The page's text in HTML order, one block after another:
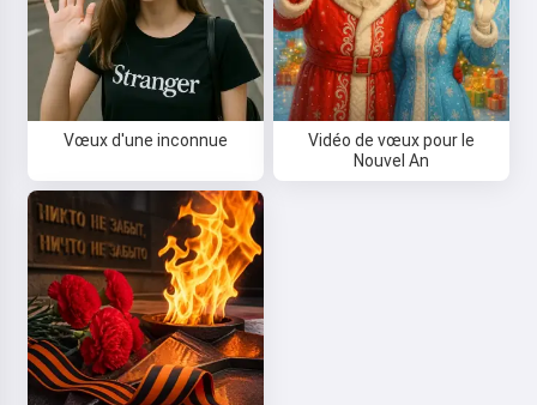
Vœux d'une inconnue
Vidéo de vœux pour le
Nouvel An